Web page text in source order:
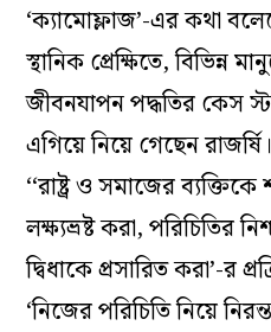
‘ক্যামোফ্লাজ’-এর কথা
স্থানিক প্রেক্ষিতে, বিভিন্ন
জীবনযাপন পদ্ধতির কেস
এগিয়ে নিয়ে গেছেন
‘‘রাষ্ট্র ও সমাজের
লক্ষ্যভ্রষ্ট করা, পরিচিতির
দ্বিধাকে প্রসারিত করা’-র
‘নিজের পরিচিতি নিয়ে